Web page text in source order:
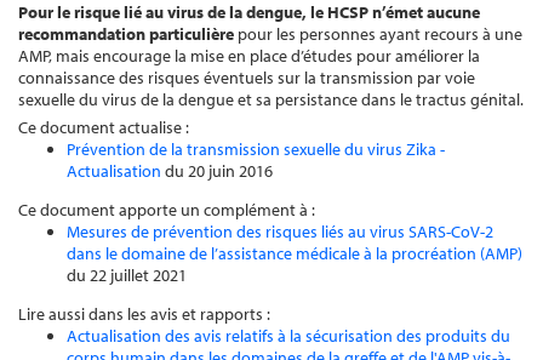
Pour le risque lié au virus de la dengue, le HCSP n’émet aucune
recommandation particulière pour les personnes ayant recours à une
AMP, mais encourage la mise en place d’études pour améliorer la
connaissance des risques éventuels sur la transmission par voie
sexuelle du virus de la dengue et sa persistance dans le tractus génital.
Ce document actualise :
Prévention de la transmission sexuelle du virus Zika -
Actualisation du 20 juin 2016
Ce document apporte un complément à :
Mesures de prévention des risques liés au virus SARS-CoV-2
dans le domaine de l’assistance médicale à la procréation (AMP)
du 22 juillet 2021
Lire aussi dans les avis et rapports :
Actualisation des avis relatifs à la sécurisation des produits du